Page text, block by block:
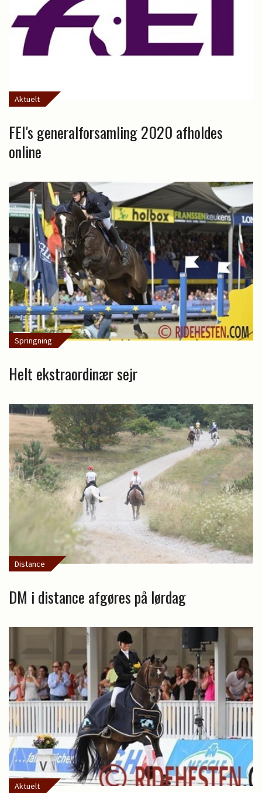
Aktuelt
FEI's generalforsamling 2020 afholdes
online
Springning
Helt ekstraordinær sejr
Distance
DM i distance afgøres på lørdag
Aktuelt